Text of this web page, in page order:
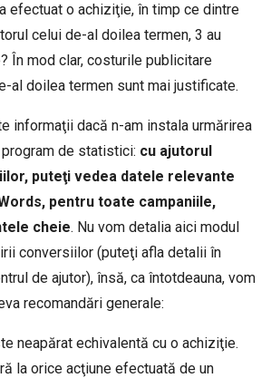
efectuat o achiziţie, în timp ce dintre
celui de-al doilea termen, 3 au
În mod clar, costurile publicitare
al doilea termen sunt mai justificate.
informaţii dacă n-am instala urmărirea
de statistici: cu ajutorul
puteţi vedea datele relevante
pentru toate campaniile,
cheie. Nu vom detalia aici modul
conversiilor (puteţi afla detalii în
de ajutor), însă, ca întotdeauna, vom
recomandări generale:
neapărat echivalentă cu o achiziţie.
la orice acţiune efectuată de un